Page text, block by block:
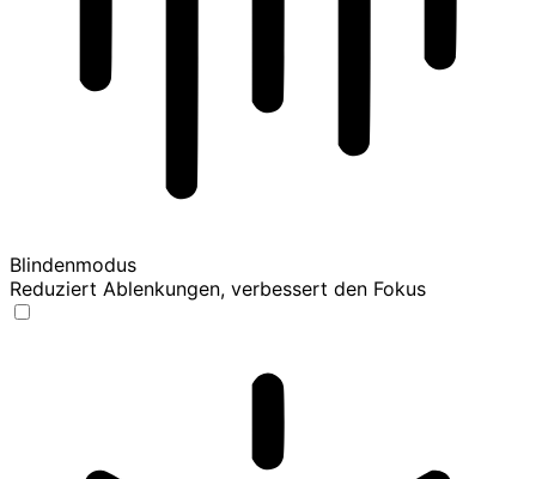
Blindenmodus
Reduziert Ablenkungen, verbessert den Fokus